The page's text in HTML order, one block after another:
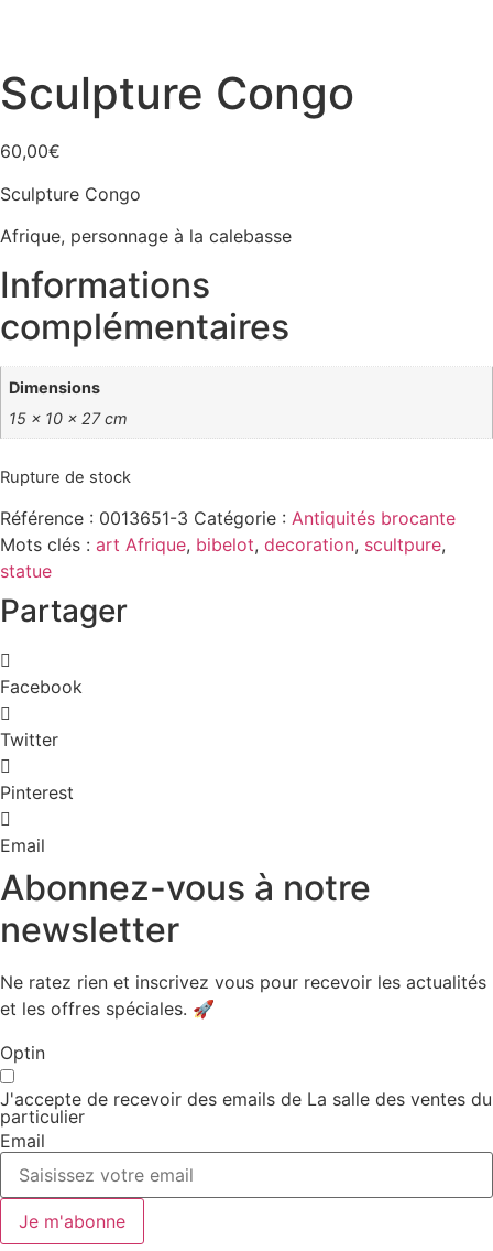
Sculpture Congo
60,00€
Sculpture Congo
Afrique, personnage à la calebasse
Informations
complémentaires
Dimensions
15 × 10 × 27 cm
Rupture de stock
Référence : 0013651-3 Catégorie : Antiquités brocante
Mots clés : art Afrique, bibelot, decoration, scultpure,
statue
Partager
Facebook
Twitter
Pinterest
Email
Abonnez-vous à notre
newsletter
Ne ratez rien et inscrivez vous pour recevoir les actualités
et les offres spéciales. 🚀​
Optin
J'accepte de recevoir des emails de La salle des ventes du
particulier
Email
Je m'abonne